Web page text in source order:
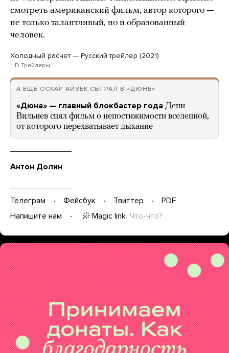
смотреть американский фильм, автор которого —
не только талантливый, но и образованный
человек.
Холодный расчет — Русский трейлер (2021)
HD Трейлеры
А ЕЩЕ ОСКАР АЙЗЕК СЫГРАЛ В «ДЮНЕ»
«Дюна» — главный блокбастер года Дени
Вильнев снял фильм о непостижимости вселенной,
от которого перехватывает дыхание
Антон Долин
Телеграм Фейсбук Твиттер
PDF
Напишите нам
Magic link Что-что?